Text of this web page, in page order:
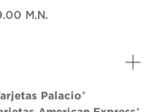
M.N.
Palacio*